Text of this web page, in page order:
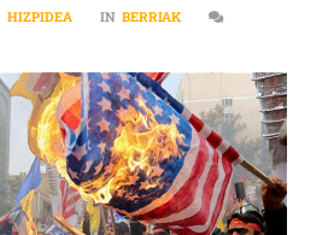
HIZPIDEA IN BERRIAK
HURBILEKO GEOPOLITIKA ZIKLOA –